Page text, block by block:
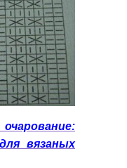
вязаных